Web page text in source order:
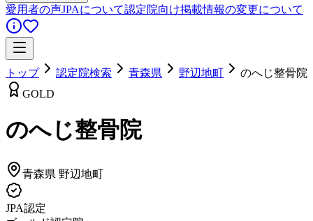
愛用者の声JPAについて認定院向け掲載情報の変更について
トップ 認定院検索 青森県 野辺地町
のへじ整骨院
GOLD
のへじ整骨院
青森県 野辺地町
JPA認定